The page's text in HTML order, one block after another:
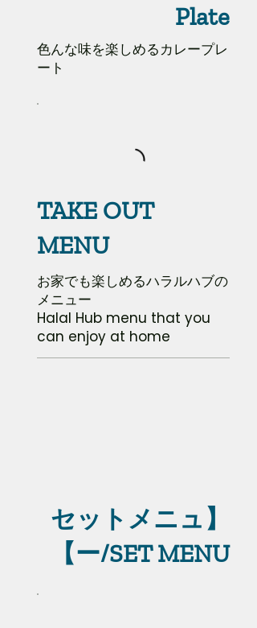
Plate
色んな味を楽しめるカレープレ
ート
TAKE OUT
MENU
お家でも楽しめるハラルハブの
メニュー
Halal Hub menu that you
can enjoy at home
【セットメニュ
ー/SET MENU】